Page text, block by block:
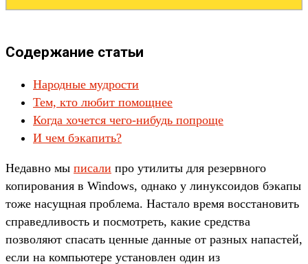
Содержание статьи
Народные мудрости
Тем, кто любит помощнее
Когда хочется чего-нибудь попроще
И чем бэкапить?
Недавно мы писали про утилиты для резервного
копирования в Windows, однако у линуксоидов бэкапы
тоже насущная проблема. Настало время восстановить
справедливость и посмотреть, какие средства
позволяют спасать ценные данные от разных напастей,
если на компьютере установлен один из